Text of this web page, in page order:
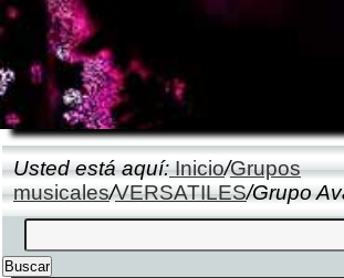
Usted está aquí:Inicio/Grupos
musicales/VERSATILES/Grupo